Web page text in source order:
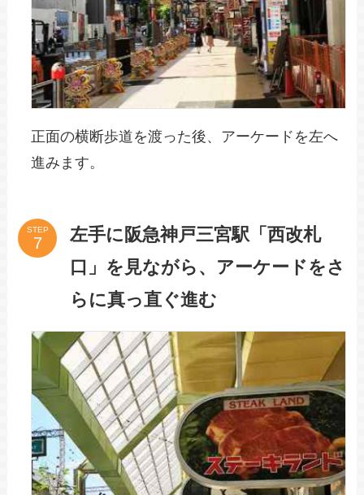
正面の横断歩道を渡った後、アーケードを左へ
進みます。
STEP
左手に阪急神戸三宮駅「西改札
口」を見ながら、アーケードをさ
らに真っ直ぐ進む